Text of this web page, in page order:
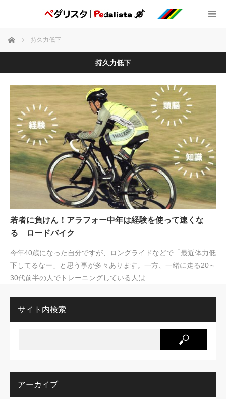
ホーム 持久力低下
持久力低下
若者に負けん！アラフォー中年は経験を使って速くな
る ロードバイク
今年40歳になった自分ですが、ロングライドなどで「最近体力低
下してるなー」と思う事が多々あります。一方、一緒に走る20～
30代前半の人でトレーニングしている人は…
サイト内検索
アーカイブ